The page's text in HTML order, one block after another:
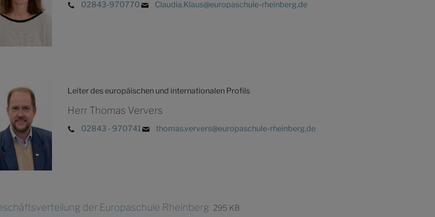
02843-970770 Claudia.Klaus@europaschule-rheinberg.de
Leiter des europäischen und internationalen Profils
Herr Thomas Ververs
02843 - 970741 thomas.ververs@europaschule-rheinberg.de
der Europaschule Rheinberg 295 KB